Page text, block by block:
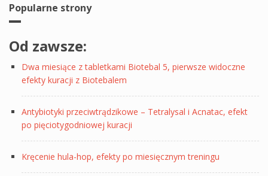
Popularne strony
Od zawsze:
Dwa miesiące z tabletkami Biotebal 5, pierwsze widoczne
efekty kuracji z Biotebalem
Antybiotyki przeciwtrądzikowe – Tetralysal i Acnatac, efekt
po pięciotygodniowej kuracji
Kręcenie hula-hop, efekty po miesięcznym treningu